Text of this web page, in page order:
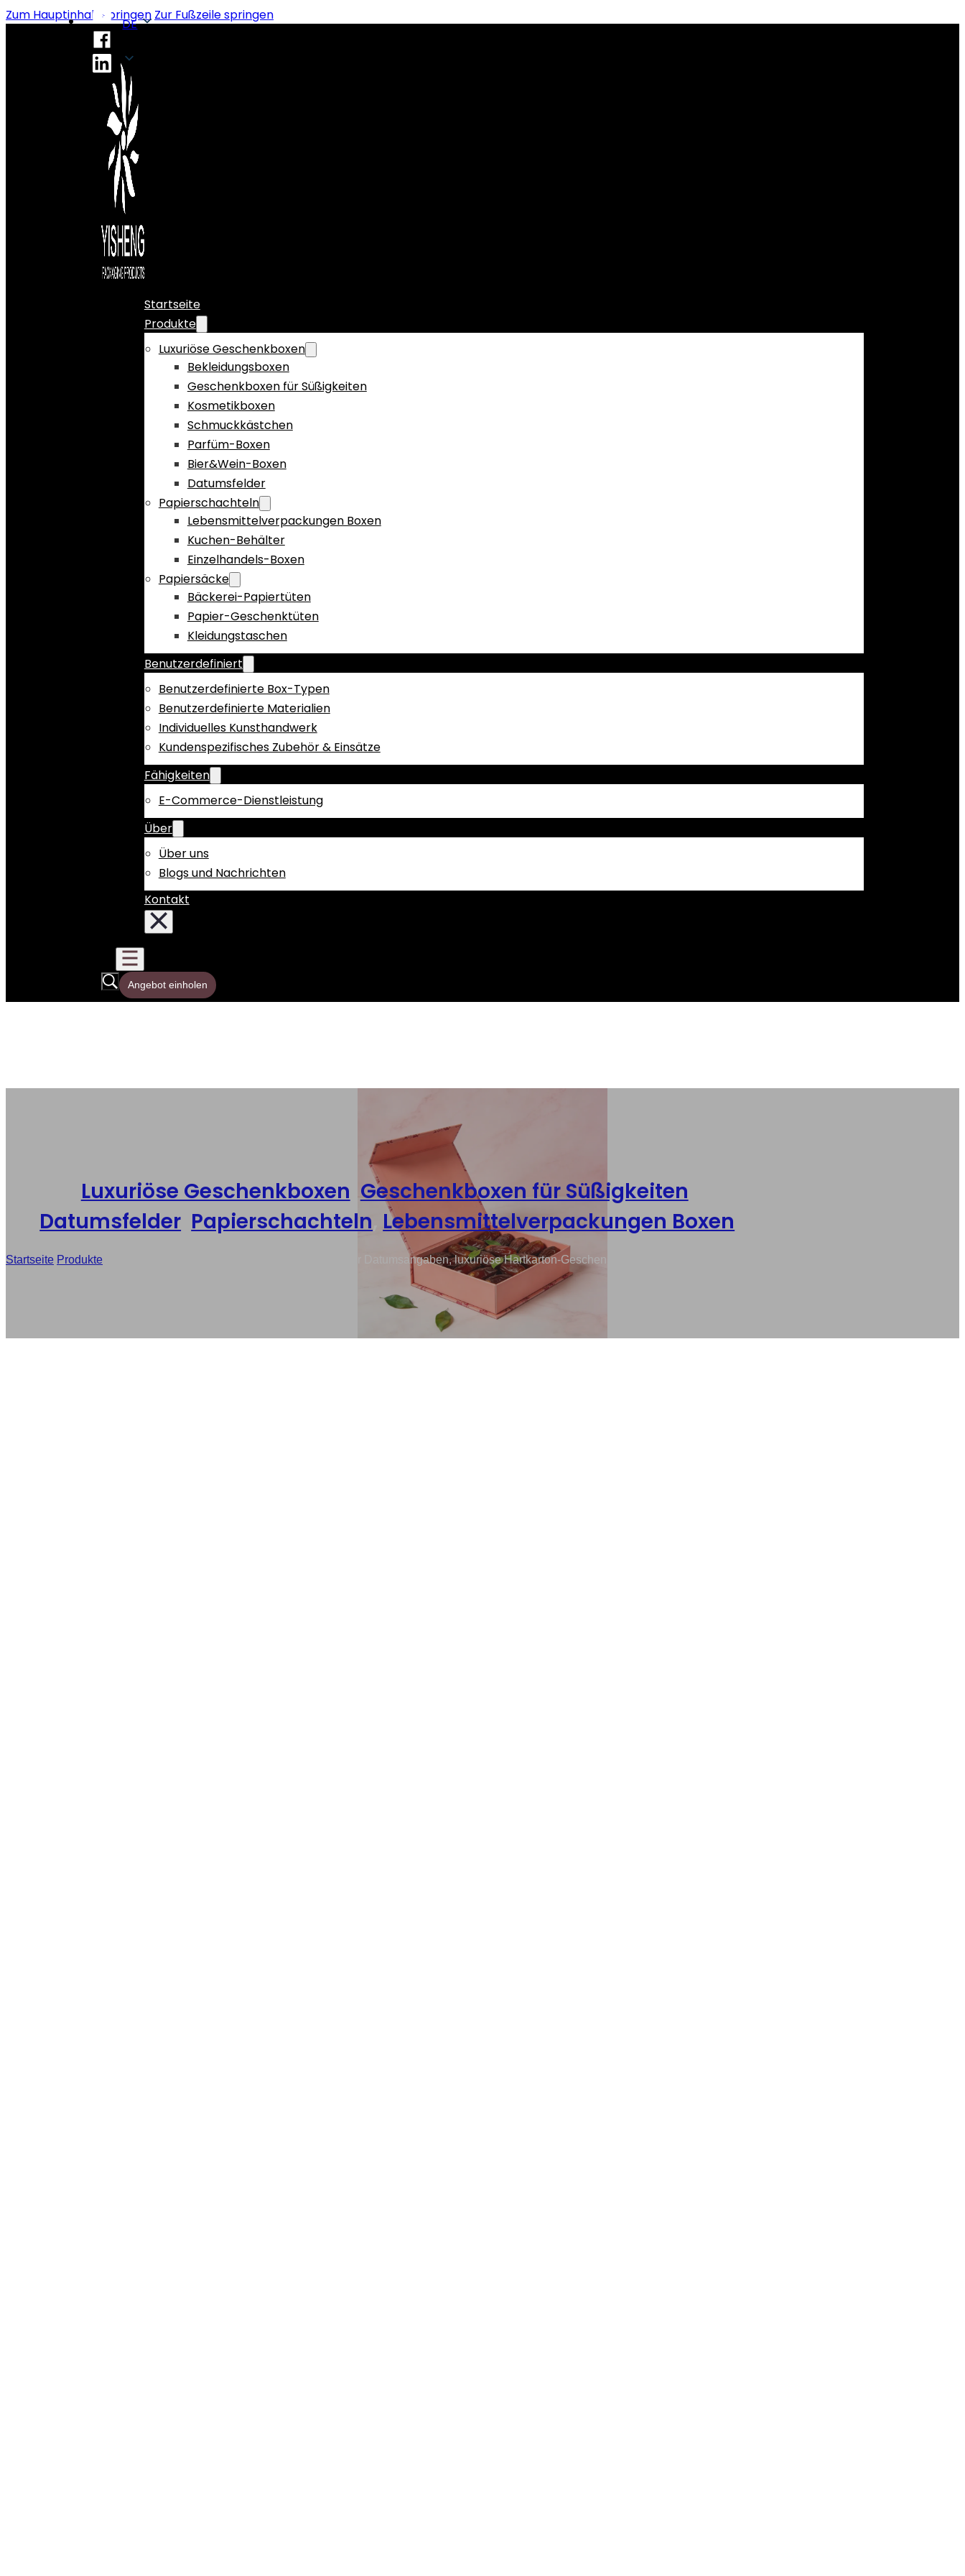
Zum Hauptinhalt springen Zur Fußzeile springen
DE
Startseite
Produkte
Luxuriöse Geschenkboxen
Bekleidungsboxen
Geschenkboxen für Süßigkeiten
Kosmetikboxen
Schmuckkästchen
Parfüm-Boxen
Bier&Wein-Boxen
Datumsfelder
Papierschachteln
Lebensmittelverpackungen Boxen
Kuchen-Behälter
Einzelhandels-Boxen
Papiersäcke
Bäckerei-Papiertüten
Papier-Geschenktüten
Kleidungstaschen
Benutzerdefiniert
Benutzerdefinierte Box-Typen
Benutzerdefinierte Materialien
Individuelles Kunsthandwerk
Kundenspezifisches Zubehör & Einsätze
Fähigkeiten
E-Commerce-Dienstleistung
Über
Über uns
Blogs und Nachrichten
Kontakt
Angebot einholen
Luxuriöse Geschenkboxen Geschenkboxen für Süßigkeiten
Datumsfelder Papierschachteln Lebensmittelverpackungen Boxen
Startseite Produkte Großhandel mit magnetischen Geschenkboxen für Datumsangaben, luxuriöse Hartkarton-Geschenkboxen mit individuellem Logo